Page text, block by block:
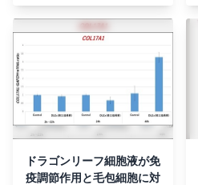
ドラゴンリーフ細胞液が免
疫調節作用と毛包細胞に対